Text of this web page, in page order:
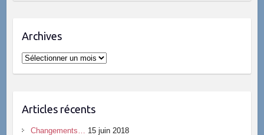
Archives
Archives
Articles récents
Changements… 15 juin 2018